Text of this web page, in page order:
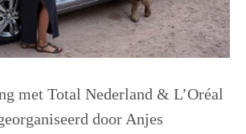
met Total Nederland & L’Oréal
door Anjes